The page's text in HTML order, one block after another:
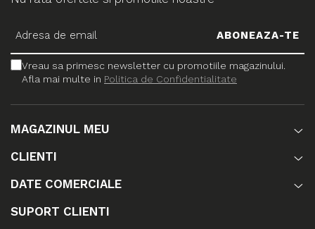
Vreau sa primesc newsletter cu promotiile magazinului.
Afla mai multe in Politica de Confidentialitate
MAGAZINUL MEU
CLIENTI
DATE COMERCIALE
SUPORT CLIENTI